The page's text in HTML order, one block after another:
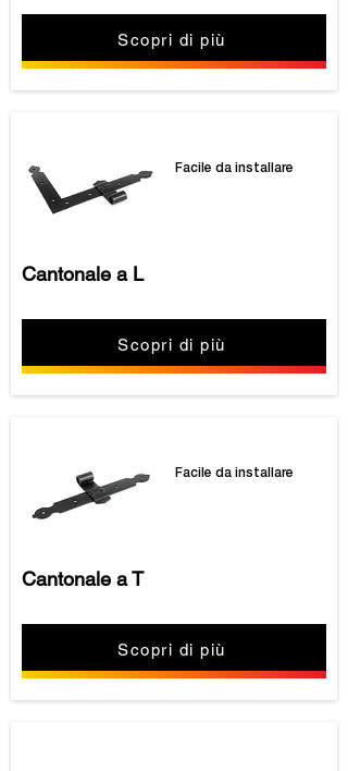
Scopri di più
Facile da installare
Cantonale a L
Scopri di più
Facile da installare
Cantonale a T
Scopri di più